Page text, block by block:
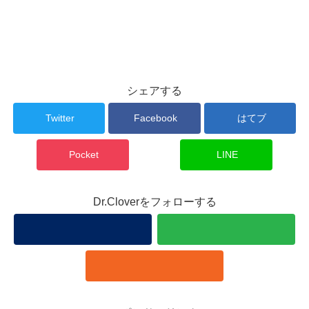
シェアする
Twitter Facebook はてブ
Pocket LINE
Dr.Cloverをフォローする